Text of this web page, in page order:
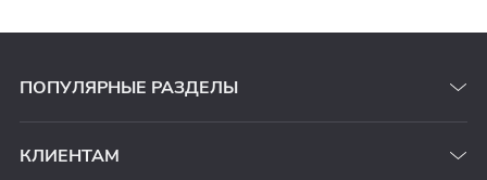
ПОПУЛЯРНЫЕ РАЗДЕЛЫ
КЛИЕНТАМ